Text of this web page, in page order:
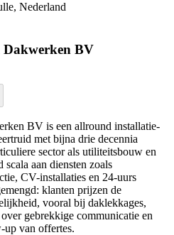
Nederland
Dakwerken BV
BV is een allround installatie-
met bijna drie decennia
sector als utiliteitsbouw en
aan diensten zoals
CV-installaties en 24-uurs
klanten prijzen de
vooral bij daklekkages,
gebrekkige communicatie en
van offertes.